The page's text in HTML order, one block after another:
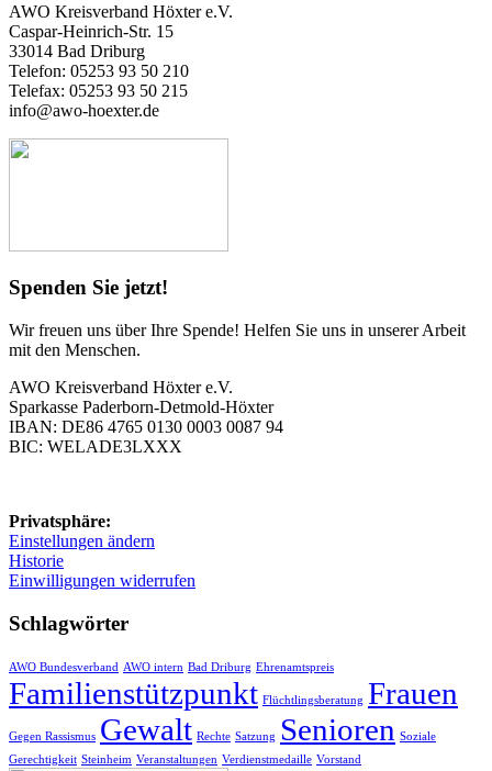
AWO Kreisverband Höxter e.V.
Caspar-Heinrich-Str. 15
33014 Bad Driburg
Telefon: 05253 93 50 210
Telefax: 05253 93 50 215
info@awo-hoexter.de
Spenden Sie jetzt!
Wir freuen uns über Ihre Spende! Helfen Sie uns in unserer Arbeit
mit den Menschen.
AWO Kreisverband Höxter e.V.
Sparkasse Paderborn-Detmold-Höxter
IBAN: DE86 4765 0130 0003 0087 94
BIC: WELADE3LXXX
Privatsphäre:
Einstellungen ändern
Historie
Einwilligungen widerrufen
Schlagwörter
AWO Bundesverband AWO intern Bad Driburg Ehrenamtspreis
Familienstützpunkt Flüchtlingsberatung Frauen
Gegen Rassismus Gewalt Rechte Satzung Senioren Soziale
Gerechtigkeit Steinheim Veranstaltungen Verdienstmedaille Vorstand